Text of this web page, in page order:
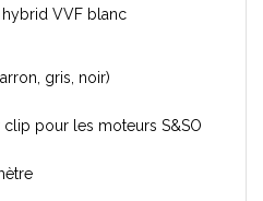
hybrid VVF blanc
gris, noir)
pour les moteurs S&SO